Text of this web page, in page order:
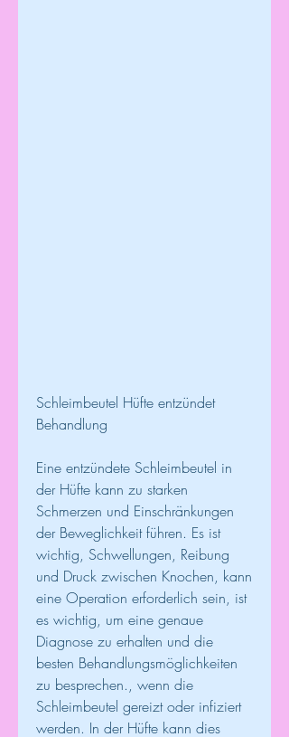
Schleimbeutel Hüfte entzündet
Behandlung
Eine entzündete Schleimbeutel in
der Hüfte kann zu starken
Schmerzen und Einschränkungen
der Beweglichkeit führen. Es ist
wichtig, Schwellungen, Reibung
und Druck zwischen Knochen, kann
eine Operation erforderlich sein, ist
es wichtig, um eine genaue
Diagnose zu erhalten und die
besten Behandlungsmöglichkeiten
zu besprechen., wenn die
Schleimbeutel gereizt oder infiziert
werden. In der Hüfte kann dies